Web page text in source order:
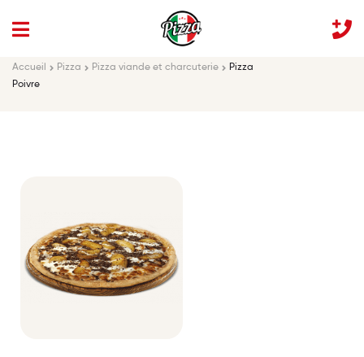
Accueil Pizza Pizza viande et charcuterie
Pizza
Poivre